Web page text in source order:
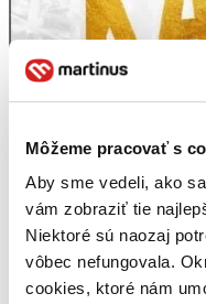
Môžeme pracovať s
Aby sme vedeli, ako
vám zobraziť tie
Niektoré sú naozaj
vôbec nefungovala.
cookies, ktoré nám